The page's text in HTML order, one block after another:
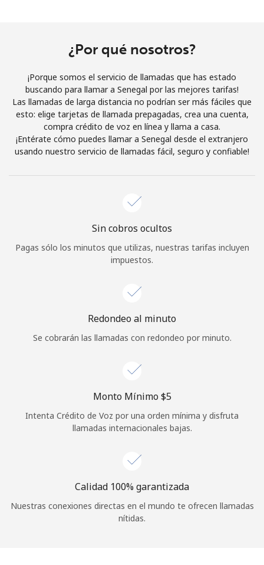
Únete
¡Hola!
Inicia sesión oREGÍSTRATE →
¿Olvidaste tu contraseña? →
o
Continuar con
¿Por qué nosotros?
¡Porque somos el servicio de llamadas que has estado
buscando para llamar a Senegal por las mejores tarifas!
Las llamadas de larga distancia no podrían ser más fáciles que
esto: elige tarjetas de llamada prepagadas, crea una cuenta,
compra crédito de voz en línea y llama a casa.
¡Entérate cómo puedes llamar a Senegal desde el extranjero
usando nuestro servicio de llamadas fácil, seguro y confiable!
Sin cobros ocultos
Pagas sólo los minutos que utilizas, nuestras tarifas incluyen
impuestos.
Redondeo al minuto
Se cobrarán las llamadas con redondeo por minuto.
Monto Mínimo ⁦$5⁩
Intenta Crédito de Voz por una orden mínima y disfruta
llamadas internacionales bajas.
Calidad 100% garantizada
Nuestras conexiones directas en el mundo te ofrecen llamadas
nítidas.